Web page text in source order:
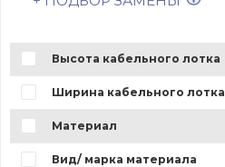
Высота кабельного лотка
Ширина кабельного лотка
Материал
Вид/ марка материала